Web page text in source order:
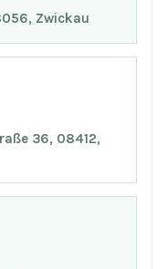
Zwickau
36, 08412,